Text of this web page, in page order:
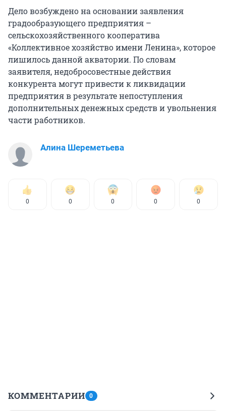
Дело возбуждено на основании заявления
градообразующего предприятия –
сельскохозяйственного кооператива
«Коллективное хозяйство имени Ленина», которое
лишилось данной акватории. По словам
заявителя, недобросовестные действия
конкурента могут привести к ликвидации
предприятия в результате непоступления
дополнительных денежных средств и увольнения
части работников.
Алина Шереметьева
0 0 0 0 0
КОММЕНТАРИИ 0